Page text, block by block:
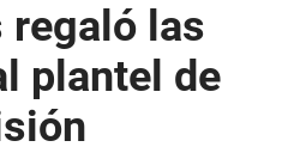
regaló las
plantel de